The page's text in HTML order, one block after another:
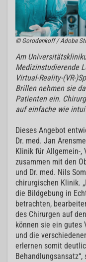
© Gorodenkoff / Adobe
Am
Medizinstudierende
Virtual-Reality-(VR-
Brillen nehmen sie
Patienten ein.
auf einfache wie
Dieses Angebot
Dr. med. Jan
Klinik für Allgemein-,
zusammen mit den
und Dr. med. Nils
chirurgischen Klinik.
die Bildgebung in
betrachten,
des Chirurgen auf
können sie ein gutes
und die
erlernen somit